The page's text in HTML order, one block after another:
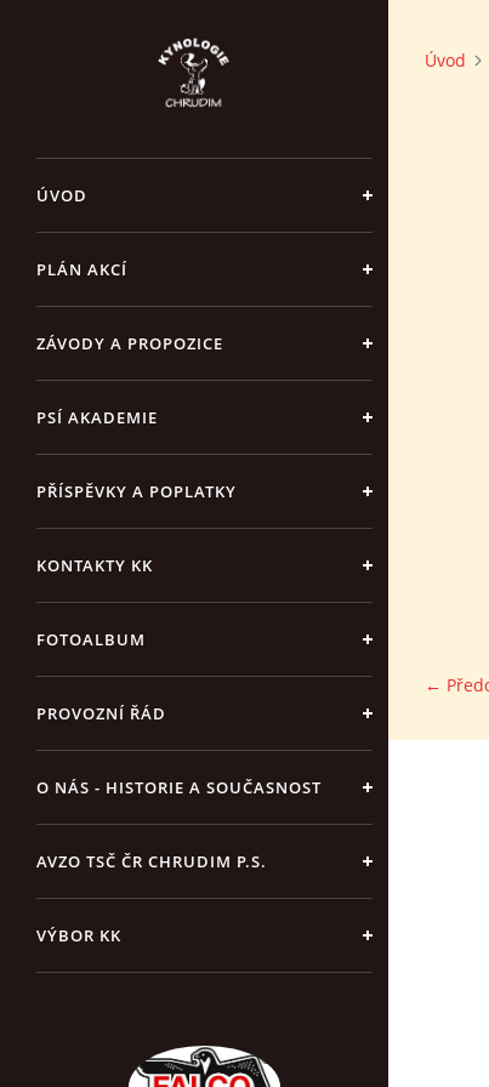
ÚVOD
PLÁN AKCÍ
ZÁVODY A PROPOZICE
PSÍ AKADEMIE
PŘÍSPĚVKY A POPLATKY
KONTAKTY KK
FOTOALBUM
PROVOZNÍ ŘÁD
O NÁS - HISTORIE A SOUČASNOST
AVZO TSČ ČR CHRUDIM P.S.
VÝBOR KK
Úvod
←